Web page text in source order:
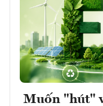
Muốn "hút"